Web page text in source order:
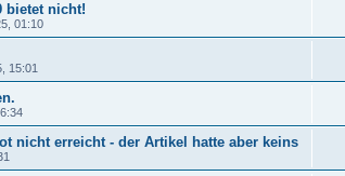
bietet nicht!
01:10
15:01
nicht erreicht - der Artikel hatte aber keins